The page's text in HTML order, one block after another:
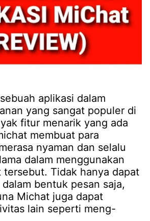
aplikasi dalam
yang sangat populer di
fitur menarik yang ada
membuat para
nyaman dan selalu
dalam menggunakan
tersebut. Tidak hanya dapat
bentuk pesan saja,
Michat juga dapat
lain seperti meng-